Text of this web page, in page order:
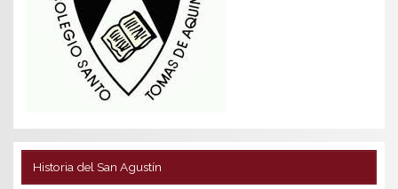
Historia del San Agustín